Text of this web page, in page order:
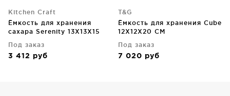
Kitchen Craft
Ёмкость для хранения
сахара Serenity 13X13X15
Под заказ
3 412 руб
T&G
Ёмкость для хранения Cube
12X12X20 CM
Под заказ
7 020 руб